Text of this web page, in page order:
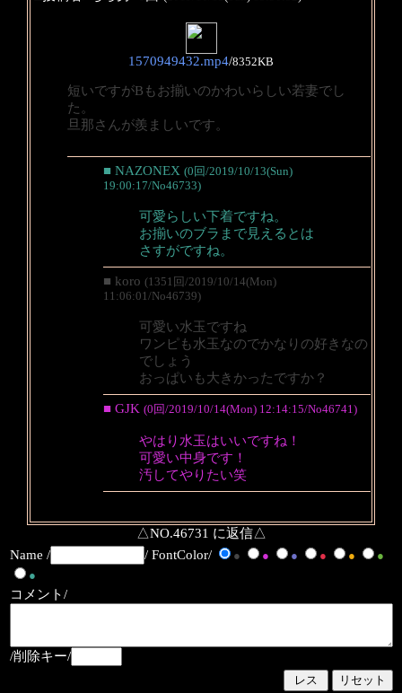
1570949432.mp4/8352KB
短いですがBもお揃いのかわいらしい若妻でし
た。
旦那さんが羨ましいです。
■ NAZONEX (0回/2019/10/13(Sun)
19:00:17/No46733)
可愛らしい下着ですね。
お揃いのブラまで見えるとは
さすがですね。
■ koro (1351回/2019/10/14(Mon)
11:06:01/No46739)
可愛い水玉ですね
ワンピも水玉なのでかなりの好きなの
でしょう
おっぱいも大きかったですか？
■ GJK (0回/2019/10/14(Mon) 12:14:15/No46741)
やはり水玉はいいですね！
可愛い中身です！
汚してやりたい笑
△NO.46731 に返信△
Name /
/ FontColor/ ● ● ● ● ●
●
●
コメント/
/削除キー/